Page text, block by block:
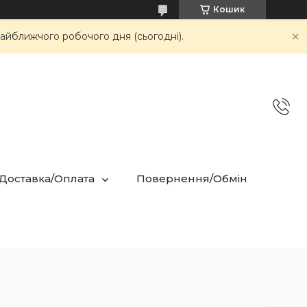
Кошик
робочого дня (сьогодні).
Оплата Повернення/Обмін